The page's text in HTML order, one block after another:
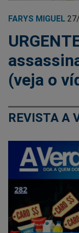
FARYS MIGUEL
(veja o
REVISTA A